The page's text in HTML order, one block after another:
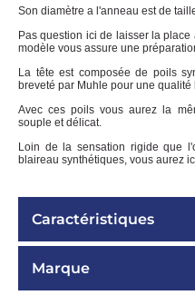
Son diamètre a l'anneau est de
Pas question ici de laisser la
modèle vous assure une
La tête est composée de poils
breveté par Muhle pour une qualité
Avec ces poils vous aurez la
souple et délicat.
Loin de la sensation rigide que
blaireau synthétiques, vous aurez
Caractéristiques
Marque